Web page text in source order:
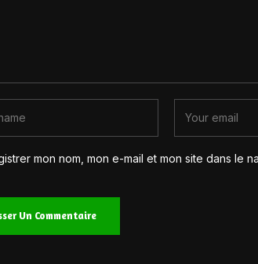
mon nom, mon e-mail et mon site dans le